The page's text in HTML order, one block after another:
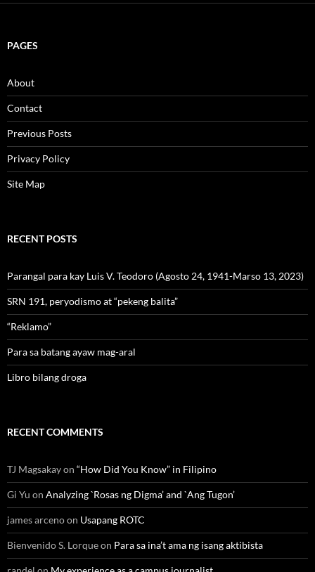
PAGES
About
Contact
Previous Posts
Privacy Policy
Site Map
RECENT POSTS
Parangal para kay Luis V. Teodoro (Agosto 24, 1941-Marso 13, 2023)
SRN 191, peryodismo at “pekeng balita”
“Reklamo”
Para sa batang ayaw mag-aral
Libro bilang droga
RECENT COMMENTS
TJ Magsakayon “How Did You Know” in Filipino
Gi Yu on Analyzing `Rosas ng Digma’ and `Ang Tugon’
james arcenoon Usapang ROTC
Bienvenido S. Lorqueon Para sa ina’t ama ng isang aktibista